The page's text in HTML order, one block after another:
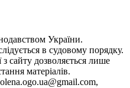
України.
в судовому порядку.
з сайту дозволяється лише
матеріалів.